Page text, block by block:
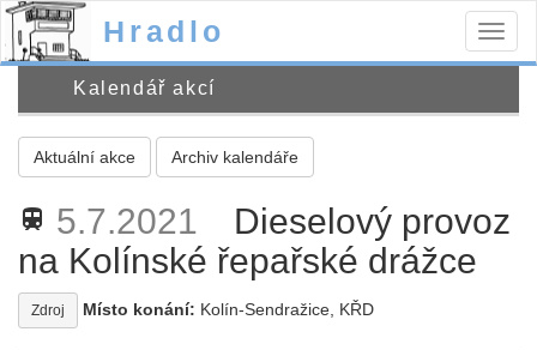
Hradlo
Kalendář akcí
Aktuální akce Archiv kalendáře
train 5.7.2021
Dieselový provoz
na Kolínské řepařské drážce
Zdroj Místo konání: Kolín-Sendražice, KŘD